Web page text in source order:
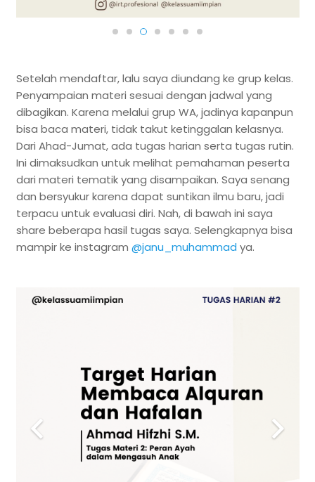
Setelah mendaftar, lalu saya diundang ke grup kelas.
Penyampaian materi sesuai dengan jadwal yang
dibagikan. Karena melalui grup WA, jadinya kapanpun
bisa baca materi, tidak takut ketinggalan kelasnya.
Dari Ahad-Jumat, ada tugas harian serta tugas rutin.
Ini dimaksudkan untuk melihat pemahaman peserta
dari materi tematik yang disampaikan. Saya senang
dan bersyukur karena dapat suntikan ilmu baru, jadi
terpacu untuk evaluasi diri. Nah, di bawah ini saya
share beberapa hasil tugas saya. Selengkapnya bisa
mampir ke instagram @janu_muhammad ya.